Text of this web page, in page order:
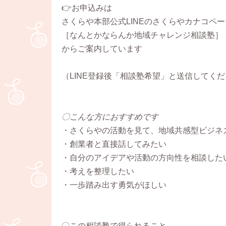
👉お申込みは
さくらや本部公式LINEのさくらやカナコペー
［なんとかならんか地域チャレンジ相談塾］
からご案内しています
（LINE登録後「相談塾希望」と送信してくだ
〇こんな方におすすめです
・さくらやの活動を見て、地域共感型ビジ
・創業者と直接話してみたい
・自分のアイデアや活動の方向性を相談した
・考えを整理したい
・一歩踏み出す勇気がほしい